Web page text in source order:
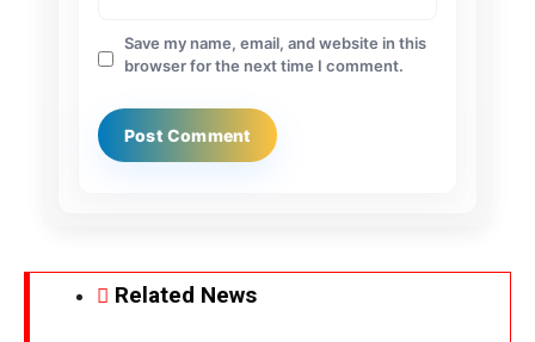
Save my name, email, and website in this
browser for the next time I comment.
Related News